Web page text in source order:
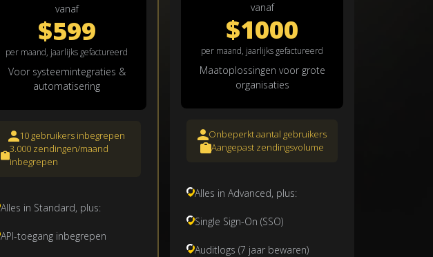
vanaf
$599
per maand, jaarlijks gefactureerd
Voor systeemintegraties &
automatisering
10 gebruikers inbegrepen
3.000 zendingen/maand
inbegrepen
Alles in Standard, plus:
API-toegang inbegrepen
vanaf
$1000
per maand, jaarlijks gefactureerd
Maatoplossingen voor grote
organisaties
Onbeperkt aantal gebruikers
Aangepast zendingsvolume
Alles in Advanced, plus:
Single Sign-On (SSO)
Auditlogs (7 jaar bewaren)